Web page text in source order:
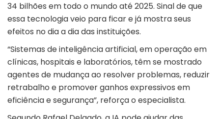
34 bilhões em todo o mundo até 2025. Sinal de que
essa tecnologia veio para ficar e já mostra seus
efeitos no dia a dia das instituições.
“Sistemas de inteligência artificial, em operação em
clínicas, hospitais e laboratórios, têm se mostrado
agentes de mudança ao resolver problemas, reduzir
retrabalho e promover ganhos expressivos em
eficiência e segurança”, reforça o especialista.